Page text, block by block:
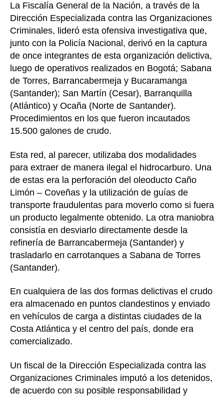
La Fiscalía General de la Nación, a través de la
Dirección Especializada contra las Organizaciones
Criminales, lideró esta ofensiva investigativa que,
junto con la Policía Nacional, derivó en la captura
de once integrantes de esta organización delictiva,
luego de operativos realizados en Bogotá; Sabana
de Torres, Barrancabermeja y Bucaramanga
(Santander); San Martín (Cesar), Barranquilla
(Atlántico) y Ocaña (Norte de Santander).
Procedimientos en los que fueron incautados
15.500 galones de crudo.
Esta red, al parecer, utilizaba dos modalidades
para extraer de manera ilegal el hidrocarburo. Una
de estas era la perforación del oleoducto Caño
Limón – Coveñas y la utilización de guías de
transporte fraudulentas para moverlo como si fuera
un producto legalmente obtenido. La otra maniobra
consistía en desviarlo directamente desde la
refinería de Barrancabermeja (Santander) y
trasladarlo en carrotanques a Sabana de Torres
(Santander).
En cualquiera de las dos formas delictivas el crudo
era almacenado en puntos clandestinos y enviado
en vehículos de carga a distintas ciudades de la
Costa Atlántica y el centro del país, donde era
comercializado.
Un fiscal de la Dirección Especializada contra las
Organizaciones Criminales imputó a los detenidos,
de acuerdo con su posible responsabilidad y